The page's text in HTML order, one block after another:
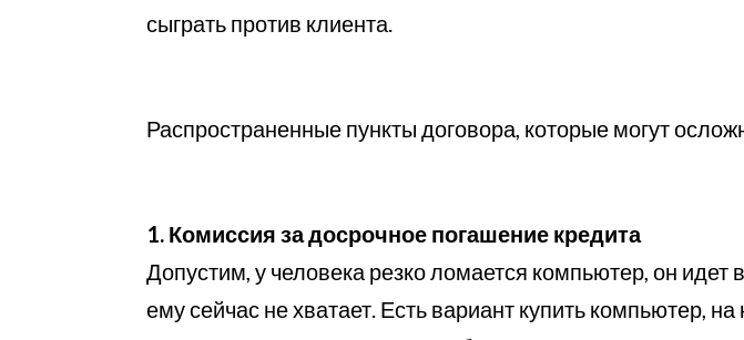
сыграть против клиента.
Распространенные пункты договора, которые могут
1. Комиссия за досрочное погашение кредита
Допустим, у человека резко ломается компьютер, он идет
ему сейчас не хватает. Есть вариант купить компьютер,